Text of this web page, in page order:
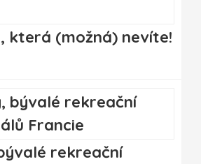
která (možná) nevíte!
rekreační